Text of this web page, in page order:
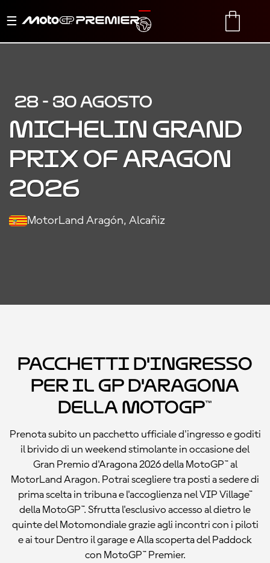
Menu
navigazione
TRANSLATE
28 - 30 AGOSTO
MICHELIN GRAND
PRIX OF ARAGON
2026
MotorLand Aragón, Alcañiz
Pacchetti d'ingresso
per il GP d'Aragona
della MotoGP™
Prenota subito un pacchetto ufficiale d'ingresso e goditi
il brivido di un weekend stimolante in occasione del
Gran Premio d'Aragona 2026 della MotoGP™ al
MotorLand Aragon. Potrai scegliere tra posti a sedere di
prima scelta in tribuna e l'accoglienza nel VIP Village™
della MotoGP™. Sfrutta l'esclusivo accesso al dietro le
quinte del Motomondiale grazie agli incontri con i piloti
e ai tour Dentro il garage e Alla scoperta del Paddock
con MotoGP™ Premier.